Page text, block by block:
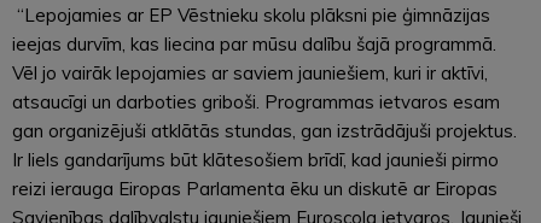
“Lepojamies ar EP Vēstnieku skolu plāksni pie ģimnāzijas
ieejas durvīm, kas liecina par mūsu dalību šajā programmā.
Vēl jo vairāk lepojamies ar saviem jauniešiem, kuri ir aktīvi,
atsaucīgi un darboties griboši. Programmas ietvaros esam
gan organizējuši atklātās stundas, gan izstrādājuši projektus.
Ir liels gandarījums būt klātesošiem brīdī, kad jaunieši pirmo
reizi ierauga Eiropas Parlamenta ēku un diskutē ar Eiropas
Savienības dalībvalstu jauniešiem Euroscola ietvaros. Jaunieši